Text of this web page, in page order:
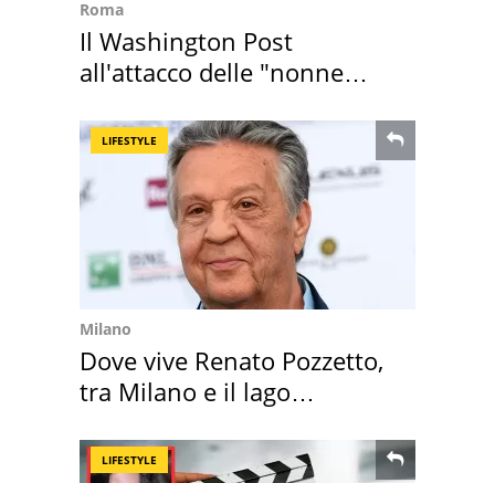
Roma
Il Washington Post
all'attacco delle "nonne
LIFESTYLE
Milano
Dove vive Renato Pozzetto,
tra Milano e il lago
LIFESTYLE